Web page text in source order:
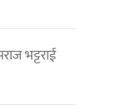
भट्टराई